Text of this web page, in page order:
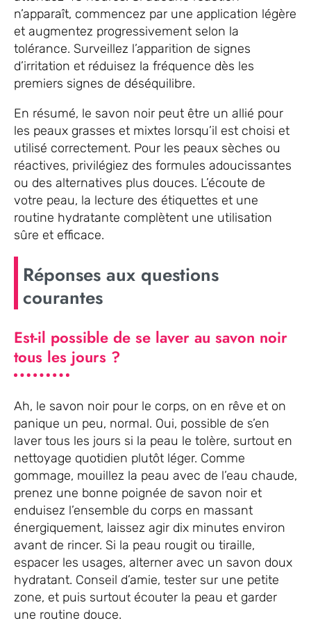
n’apparaît, commencez par une application légère
et augmentez progressivement selon la
tolérance. Surveillez l’apparition de signes
d’irritation et réduisez la fréquence dès les
premiers signes de déséquilibre.
En résumé, le savon noir peut être un allié pour
les peaux grasses et mixtes lorsqu’il est choisi et
utilisé correctement. Pour les peaux sèches ou
réactives, privilégiez des formules adoucissantes
ou des alternatives plus douces. L’écoute de
votre peau, la lecture des étiquettes et une
routine hydratante complètent une utilisation
sûre et efficace.
Réponses aux questions
courantes
Est-il possible de se laver au savon noir
tous les jours ?
Ah, le savon noir pour le corps, on en rêve et on
panique un peu, normal. Oui, possible de s’en
laver tous les jours si la peau le tolère, surtout en
nettoyage quotidien plutôt léger. Comme
gommage, mouillez la peau avec de l’eau chaude,
prenez une bonne poignée de savon noir et
enduisez l’ensemble du corps en massant
énergiquement, laissez agir dix minutes environ
avant de rincer. Si la peau rougit ou tiraille,
espacer les usages, alterner avec un savon doux
hydratant. Conseil d’amie, tester sur une petite
zone, et puis surtout écouter la peau et garder
une routine douce.